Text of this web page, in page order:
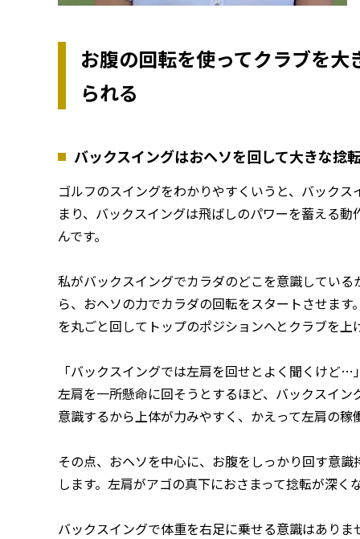
お腹の回転を使ってクラブを
られる
バックスイングはおヘソを回して大きな捻
ゴルフのスイングをわかりやすくいうと、バック
まり、バックスイングは飛ばしのパワーを蓄える
んです。
私がバックスイングでカラダのどこを意識してい
ら、おヘソの力でカラダの回転をスタートさせま
を丸ごと回してトップのポジションへとクラブを上
「バックスイングでは左肩を回せとよく聞くけど
左肩を一所懸命に回そうとするほど、バックスイ
意識するから上体が力みやすく、かえって左肩の稼
その点、おヘソを中心に、お腹をしっかり回す意
します。左肩がアゴの真下におさまって捻転が深く
バックスイングで体重を右足に乗せる意識はあり